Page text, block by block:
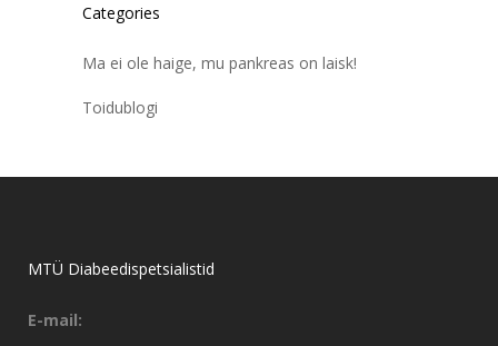
Categories
Ma ei ole haige, mu pankreas on laisk!
Toidublogi
MTÜ Diabeedispetsialistid
E-mail: